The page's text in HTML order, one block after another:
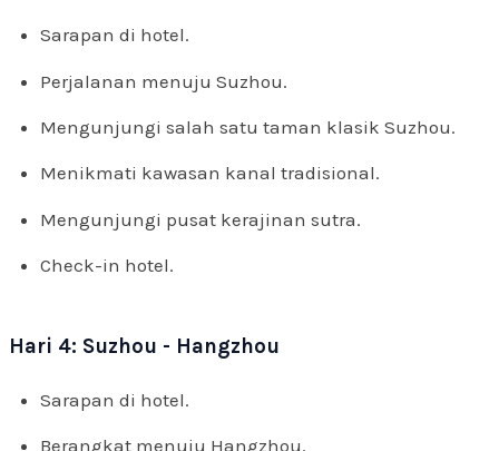
Sarapan di hotel.
Perjalanan menuju Suzhou.
Mengunjungi salah satu taman klasik Suzhou.
Menikmati kawasan kanal tradisional.
Mengunjungi pusat kerajinan sutra.
Check-in hotel.
Hari 4: Suzhou - Hangzhou
Sarapan di hotel.
Berangkat menuju Hangzhou.